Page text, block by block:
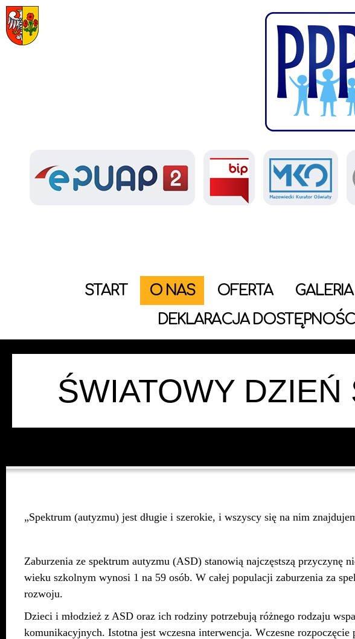
START O NAS OFERTA GALERIA
DEKLARACJA
ŚWIATOWY
„Spektrum (autyzmu) jest długie i szerokie, i wszyscy się na nim
Zaburzenia ze spektrum autyzmu (ASD) stanowią najczęstszą przyczynę
wieku szkolnym wynosi 1 na 59 osób. W całej populacji zaburzenia za
rozwoju.
Dzieci i młodzież z ASD oraz ich rodziny potrzebują różnego rodzaju
komunikacyjnych. Istotna jest wczesna interwencja. Wczesne